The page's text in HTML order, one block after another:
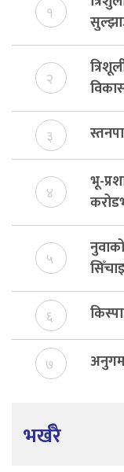
१
२
३
४
भू-
बेरुजु
५
६
७
भर्खरै